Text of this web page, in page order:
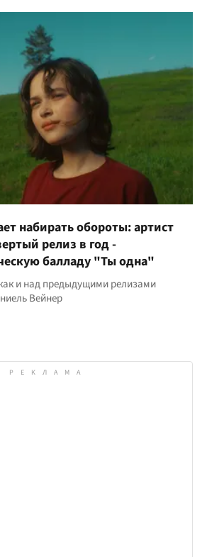
набирать обороты: артист
релиз в год -
балладу "Ты одна"
и над предыдущими релизами
Вейнер